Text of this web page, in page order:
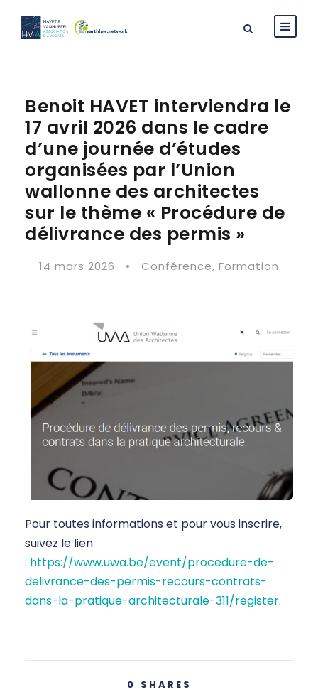
Benoit HAVET interviendra le
17 avril 2026 dans le cadre
d’une journée d’études
organisées par l’Union
wallonne des architectes
sur le thème « Procédure de
délivrance des permis »
14 mars 2026 • Conférence, Formation
Pour toutes informations et pour vous inscrire,
suivez le lien
: https://www.uwa.be/event/procedure-de-
delivrance-des-permis-recours-contrats-
dans-la-pratique-architecturale-311/register.
0 SHARES